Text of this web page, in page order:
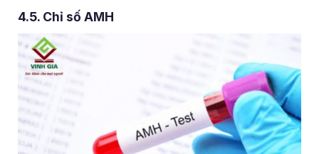
4.5. Chỉ số AMH